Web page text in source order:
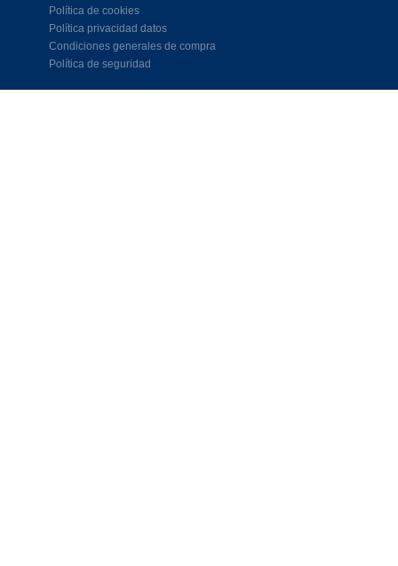
Política de cookies
Política privacidad datos
Condiciones generales de compra
Política de seguridad